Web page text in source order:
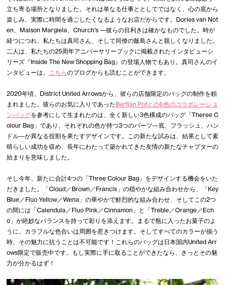
立ち寄る場所となりました。それは単なる仕事ととしてではなく、心の底から
楽しみ、実際に時間を過ごしたくなるようなお店だからです。Dories van Not
en、Maison Margiela、Church's ―彼らの目利きは確かなものでした。時が
経つにつれ、私たちは真司さん、そして同僚の飯島さんと親しくなりました。
二人は、私たちの25周年アニバーサリーブックに掲載されたインタビューシ
リーズ『Inside The New Shopping Bag』の登場人物でもあり。真司さんのイ
ンタビューは、
こちらのブログからも読むことができます。
2020年頃、District United Arrowsから、彼らの店舗限定のバッグの制作を頼
まれました。彼らのお気に入りであったBertjan Potとの6色のコラボレーショ
ンバッグを参考にして生まれたのは、全く新しい3色構成のバッグ「Theree C
olour Bag」であり、それぞれの色が持つ3つのパーツ―底、フラッシュ、ハン
ドル―が異なる役割を果たすデザインです。この新たな試みは、結果として素
晴らしい成功を収め、長年にわたって築かれてきた友情の新たなチャプターの
始まりを意味しました。
そし今年、新たに合計4つの「Three Colour Bag」をデザインする機会をいた
だきました。「Cloud／Brown／Francis」の穏やかな組み合わせから、「Key
Blue／Fluo Yellow／Wena」の華やかで鮮烈的な組み合わせ、そしてこの2つ
の間には「Calendula／Fluo Pink／Cinnamon」と「Treble／Orange／Ech
o」が絶妙なバランスを持って彩りを添えます。まるで瓶に入ったお菓子のよ
うに、カラフルな色合いは周囲を惹きつけます。そしてすべてのカラーが揃う
時、その魅力に抗うことは不可能です！これらのバッグは日本国内United Arr
ows限定で販売中です。もし実際に手に取ることができたなら、きっとその魅
力が分かるはず！